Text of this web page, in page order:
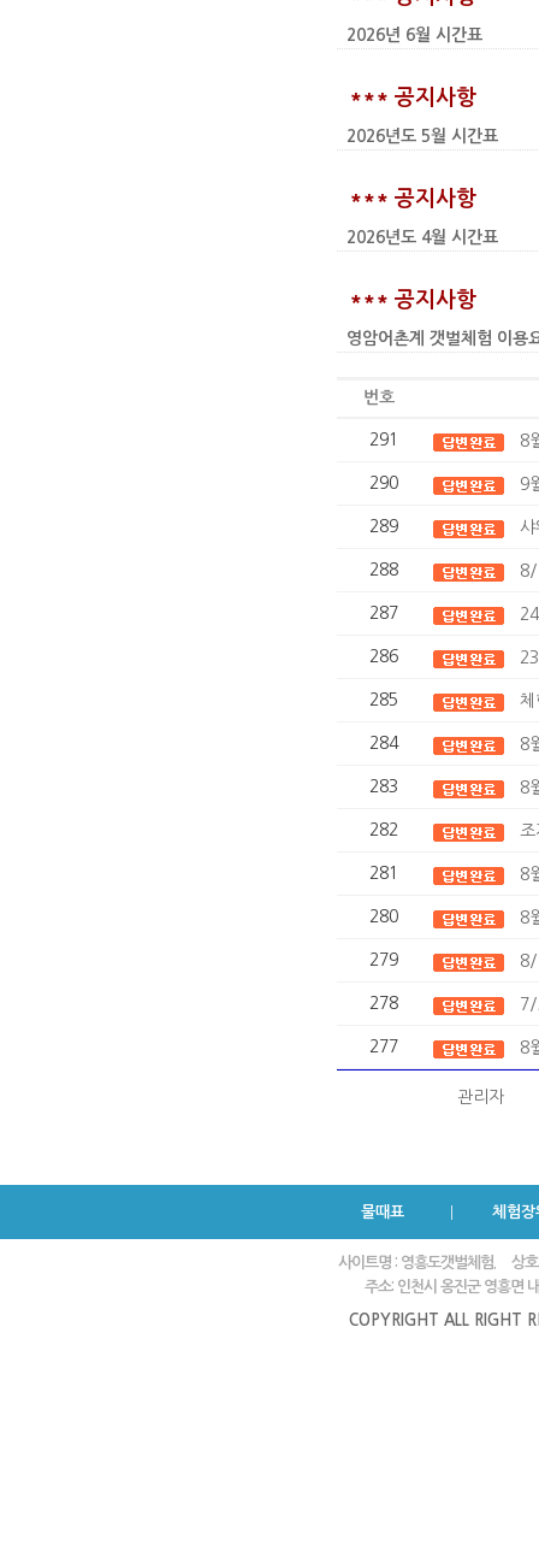
2026년 6월 시간표
*** 공지사항
2026년도 5월 시간표
*** 공지사항
2026년도 4월 시간표
*** 공지사항
영암어촌계 갯벌체험 이
번호
291 8
290 9
289
288 8/
287
286
285 체
284 8
283 8
282
281 8
280 8
279 8/
278 7/
277 8
관리자
물때표 체험장
사이트명 : 영흥도갯벌체험.
상
주소: 인천시 옹진군 영흥면
COPYRIGHT ALL RIGHT